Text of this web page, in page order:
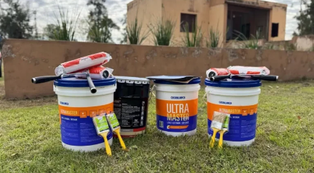
La votación mostró un escenario político particular.
Parte del peronismo acompañó la ratificación, mientras
otro sector expresó reparos.
Diputados ratificó acuerdo Mercosur-UE con votos que
cruzaron líneas partidarias tradicionales.
Ese dato evidenció una fractura parcial en la oposición.
Legisladores que apoyaron la medida señalaron que la
inserción internacional es necesaria.